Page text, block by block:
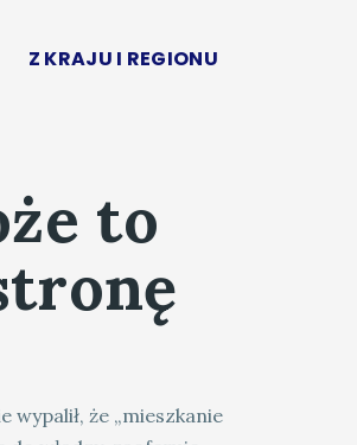
Z KRAJU I REGIONU
to
że „mieszkanie